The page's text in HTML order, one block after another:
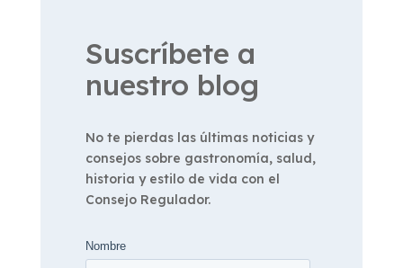
Suscríbete a
nuestro blog
No te pierdas las últimas noticias y
consejos sobre gastronomía, salud,
historia y estilo de vida con el
Consejo Regulador.